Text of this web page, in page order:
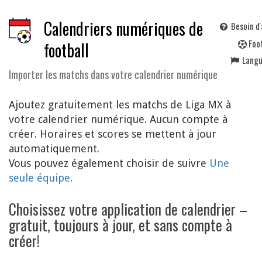
Calendriers numériques de
football
Importer les matchs dans votre calendrier numérique
Besoin
F
Ajoutez gratuitement les matchs de Liga MX à
votre calendrier numérique. Aucun compte à
créer. Horaires et scores se mettent à jour
automatiquement.
Vous pouvez également choisir de suivre Une
seule équipe.
Choisissez votre application de calendrier –
gratuit, toujours à jour, et sans compte à
créer!